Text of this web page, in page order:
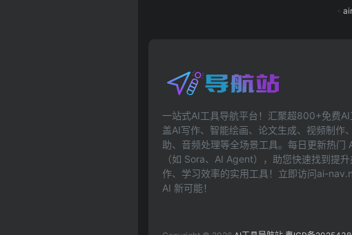
一站式AI工具导航平台！汇聚超800+免费AI
盖AI写作、智能绘画、论文生成、视频制作
助、音频处理等全场景工具。每日更新热门
（如 Sora、AI Agent），助您快速找到提
作、学习效率的实用工具！立即访问ai-
AI 新可能！